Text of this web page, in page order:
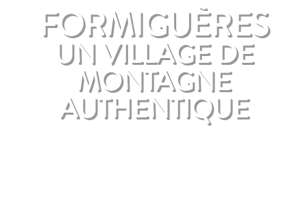
FORMIGUÈRES
UN VILLAGE DE
MONTAGNE
AUTHENTIQUE